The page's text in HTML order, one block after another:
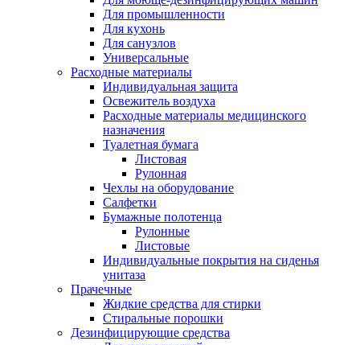
Для промышленности
Для кухонь
Для санузлов
Универсальные
Расходные материалы
Индивидуальная защита
Освежитель воздуха
Расходные материалы медицинского
назначения
Туалетная бумага
Листовая
Рулонная
Чехлы на оборудование
Салфетки
Бумажные полотенца
Рулонные
Листовые
Индивидуальные покрытия на сиденья
унитаза
Прачечные
Жидкие средства для стирки
Стиральные порошки
Дезинфицирующие средства